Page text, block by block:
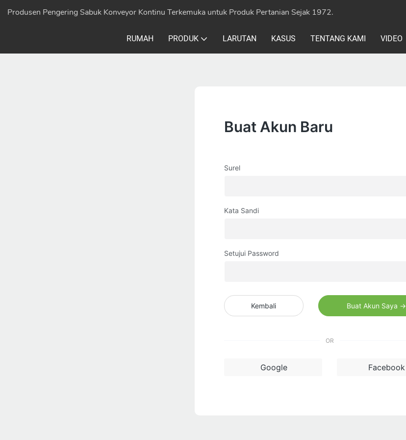
Produsen Pengering Sabuk Konveyor Kontinu Terkemuka untuk Produk Pertanian Sejak 1972.
RUMAH PRODUK LARUTAN KASUS TENTANG KAMI VIDEO
Buat Akun Baru
Surel
Kata Sandi
Setujui Password
Kembali Buat Akun Saya →
OR
Google Facebook